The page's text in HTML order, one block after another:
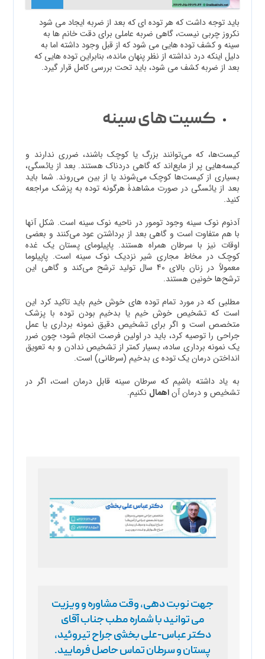
باید توجه داشت که هر توده ای که بعد از ضربه ایجاد می شود
نکروز چربی نیست، گاهی ضربه عاملی برای دقت خانم ها به
سینه و کشف توده هایی می شود که از قبل وجود داشته اما به
دلیل اینکه درد نداشته از نظر پنهان مانده، بنابراین توده هایی که
بعد از ضربه کشف می شود، باید تحت بررسی کامل قرار گیرد.
کسیت های سینه
کیست‌ها، که می‌توانند بزرگ یا کوچک باشند، ضرری ندارند و
کیسه‌هایی پر از مایع‌اند که گاهی دردناک هستند. بعد از یائسگی،
بسیاری از کیست‌ها کوچک می‌شوند یا از بین می‌روند. شما باید
بعد از یائسگی در صورت مشاهدۀ هرگونه توده به پزشک مراجعه
کنید.
آدنوم نوک سینه وجود تومور در ناحیه نوک سینه است. شکل آنها
با هم متفاوت است و گاهی بعد از برداشتن عود می‌کنند و بعضی
اوقات نیز با سرطان همراه هستند. پاپیلومای پستان یک غده
کوچک در مخاط مجاری شیر نزدیک نوک سینه است. پاپیلوما
معمولاً در زنان بالای 40 سال تولید ترشح می‌کند و گاهی این
ترشح‌ها خونین هستند.
مطلبی که در مورد تمام توده های خوش خیم باید تاکید کرد این
است که تشخیص خوش خیم یا بدخیم بودن توده با پزشک
متخصص است و اگر برای تشخیص دقیق نمونه برداری یا عمل
جراحی را توصیه کرد، باید در اولین فرصت انجام شود؛ چون ضرر
یک نمونه برداری ساده، بسیار کمتر از تشخیص ندادن و به تعویق
انداختن درمان یک توده ی بدخیم (سرطانی) است.
به یاد داشته باشیم که سرطان سینه قابل درمان است، اگر در
تشخیص و درمان آناهمال نکنیم.
جهت نوبت دهی، وقت مشاوره و ویزیت
می توانید با شماره مطب جناب آقای
دکتر عباس-علی بخشی جراح تیروئید،
پستان و سرطان تماس حاصل فرمایید.